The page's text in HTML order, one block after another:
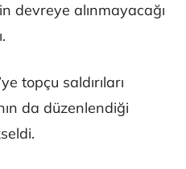
devreye alınmayacağı
topçu saldırıları
da düzenlendiği